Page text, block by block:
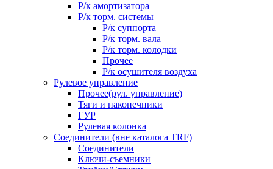
Р/к амортизатора
Р/к торм. системы
Р/к суппорта
Р/к торм. вала
Р/к торм. колодки
Прочее
Р/к осушителя воздуха
Рулевое управление
Прочее(рул. управление)
Тяги и наконечники
ГУР
Рулевая колонка
Соединители (вне каталога TRF)
Соединители
Ключи-cъемники